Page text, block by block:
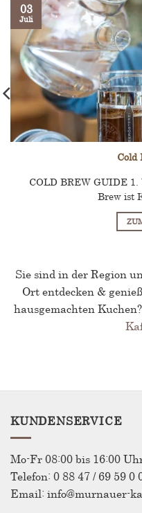
können
auf
der
Produktseite
gewählt
werden
Cold
COLD BREW GUIDE 1.
Brew ist
03
Juli
Sie sind in der Region
Ort entdecken &
hausgemachten
KUNDENSERVICE
Mo-Fr 08:00 bis 16:00
Telefon: 0 88 47 / 69 59 0
Email: info@murnauer-